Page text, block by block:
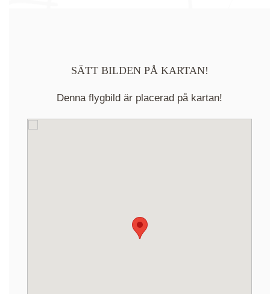
SÄTT BILDEN PÅ KARTAN!
Denna flygbild är placerad på kartan!